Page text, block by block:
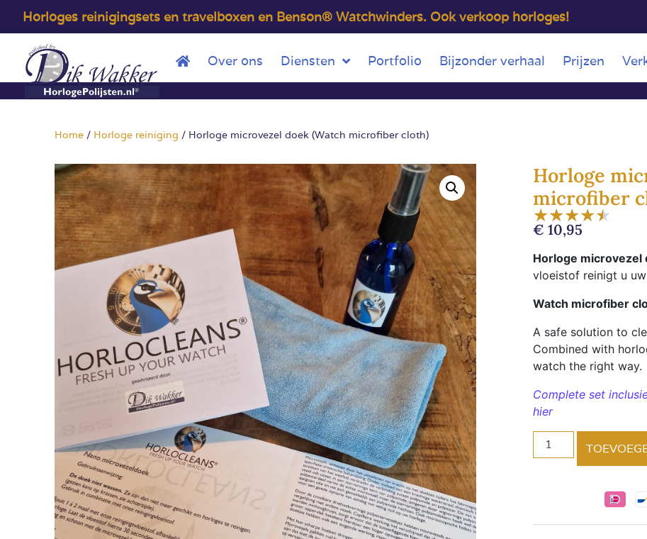
Horloges reinigingsets en travelboxen en Benson® Watchwinders. Ook verkoop horloges!
Over ons Diensten Portfolio Bijzonder verhaal Prijzen
Home / Horloge reiniging / Horloge microvezel doek (Watch microfiber cloth)
Horloge
microfiber
★★★★★
€ 10,95
Horloge microvezel
vloeistof reinigt u
Watch microfiber
A safe solution to
Combined with
watch the right way.
Complete set
hier